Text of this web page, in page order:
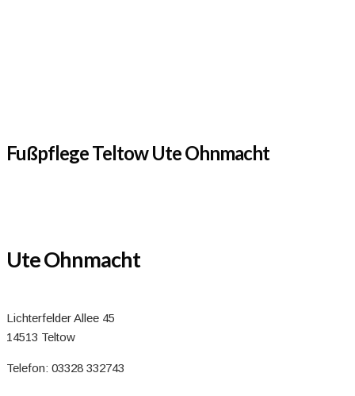
Fußpflege Teltow Ute Ohnmacht
Ute Ohnmacht
Lichterfelder Allee 45
14513 Teltow
Telefon: 03328 332743